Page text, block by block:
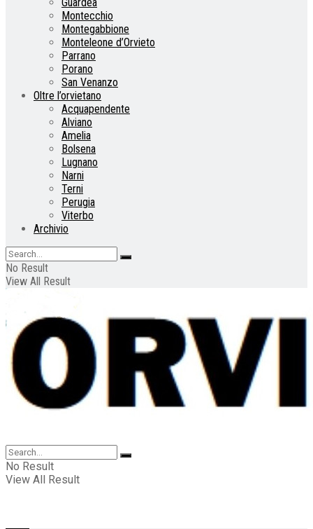
Montecchio
Montegabbione
Monteleone d’Orvieto
Parrano
Porano
San Venanzo
Oltre l’orvietano
Acquapendente
Alviano
Amelia
Bolsena
Lugnano
Narni
Terni
Perugia
Viterbo
Archivio
No Result
View All Result
No Result
View All Result